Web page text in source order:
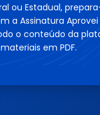
ou Estadual,
a Assinatura
o conteúdo da
em PDF.